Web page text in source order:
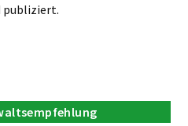
publiziert.